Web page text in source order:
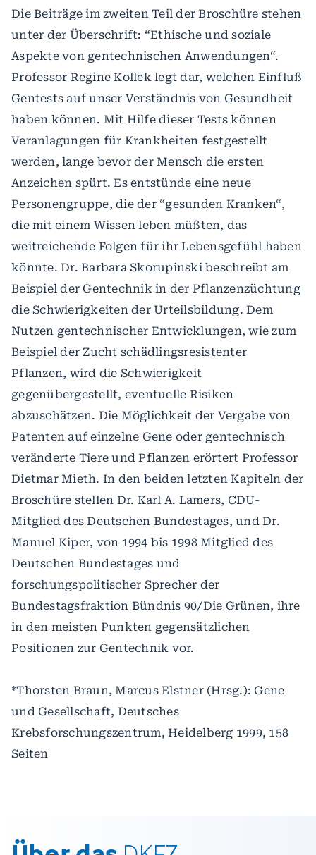
Die Beiträge im zweiten Teil der Broschüre stehen
unter der Überschrift: “Ethische und soziale
Aspekte von gentechnischen Anwendungen“.
Professor Regine Kollek legt dar, welchen Einfluß
Gentests auf unser Verständnis von Gesundheit
haben können. Mit Hilfe dieser Tests können
Veranlagungen für Krankheiten festgestellt
werden, lange bevor der Mensch die ersten
Anzeichen spürt. Es entstünde eine neue
Personengruppe, die der “gesunden Kranken“,
die mit einem Wissen leben müßten, das
weitreichende Folgen für ihr Lebensgefühl haben
könnte. Dr. Barbara Skorupinski beschreibt am
Beispiel der Gentechnik in der Pflanzenzüchtung
die Schwierigkeiten der Urteilsbildung. Dem
Nutzen gentechnischer Entwicklungen, wie zum
Beispiel der Zucht schädlingsresistenter
Pflanzen, wird die Schwierigkeit
gegenübergestellt, eventuelle Risiken
abzuschätzen. Die Möglichkeit der Vergabe von
Patenten auf einzelne Gene oder gentechnisch
veränderte Tiere und Pflanzen erörtert Professor
Dietmar Mieth. In den beiden letzten Kapiteln der
Broschüre stellen Dr. Karl A. Lamers, CDU-
Mitglied des Deutschen Bundestages, und Dr.
Manuel Kiper, von 1994 bis 1998 Mitglied des
Deutschen Bundestages und
forschungspolitischer Sprecher der
Bundestagsfraktion Bündnis 90/Die Grünen, ihre
in den meisten Punkten gegensätzlichen
Positionen zur Gentechnik vor.
*Thorsten Braun, Marcus Elstner (Hrsg.): Gene
und Gesellschaft, Deutsches
Krebsforschungszentrum, Heidelberg 1999, 158
Seiten